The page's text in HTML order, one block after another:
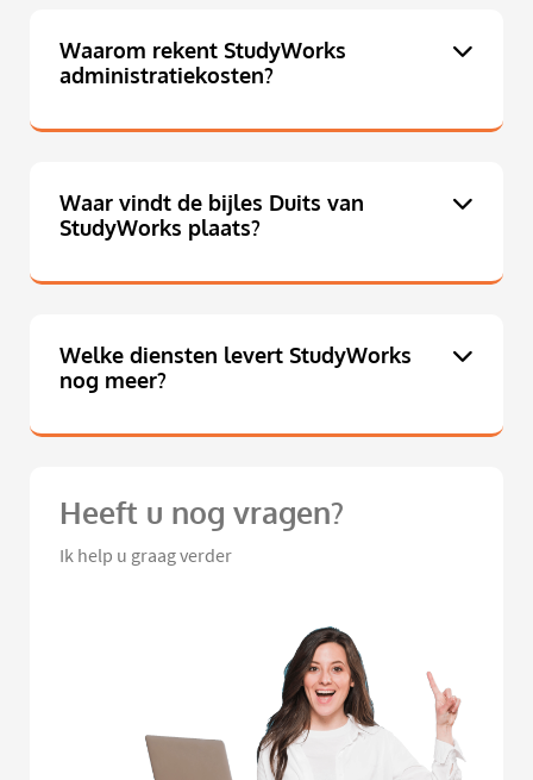
Waarom rekent StudyWorks
administratiekosten?
Waar vindt de bijles Duits van
StudyWorks plaats?
Welke diensten levert StudyWorks
nog meer?
Heeft u nog vragen?
Ik help u graag verder